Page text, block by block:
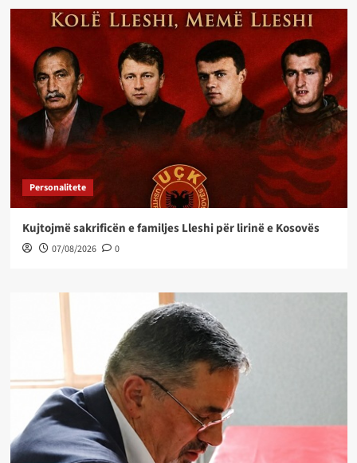
Personalitete
Kujtojmë sakrificën e familjes Lleshi për lirinë e Kosovës
07/08/2026 0